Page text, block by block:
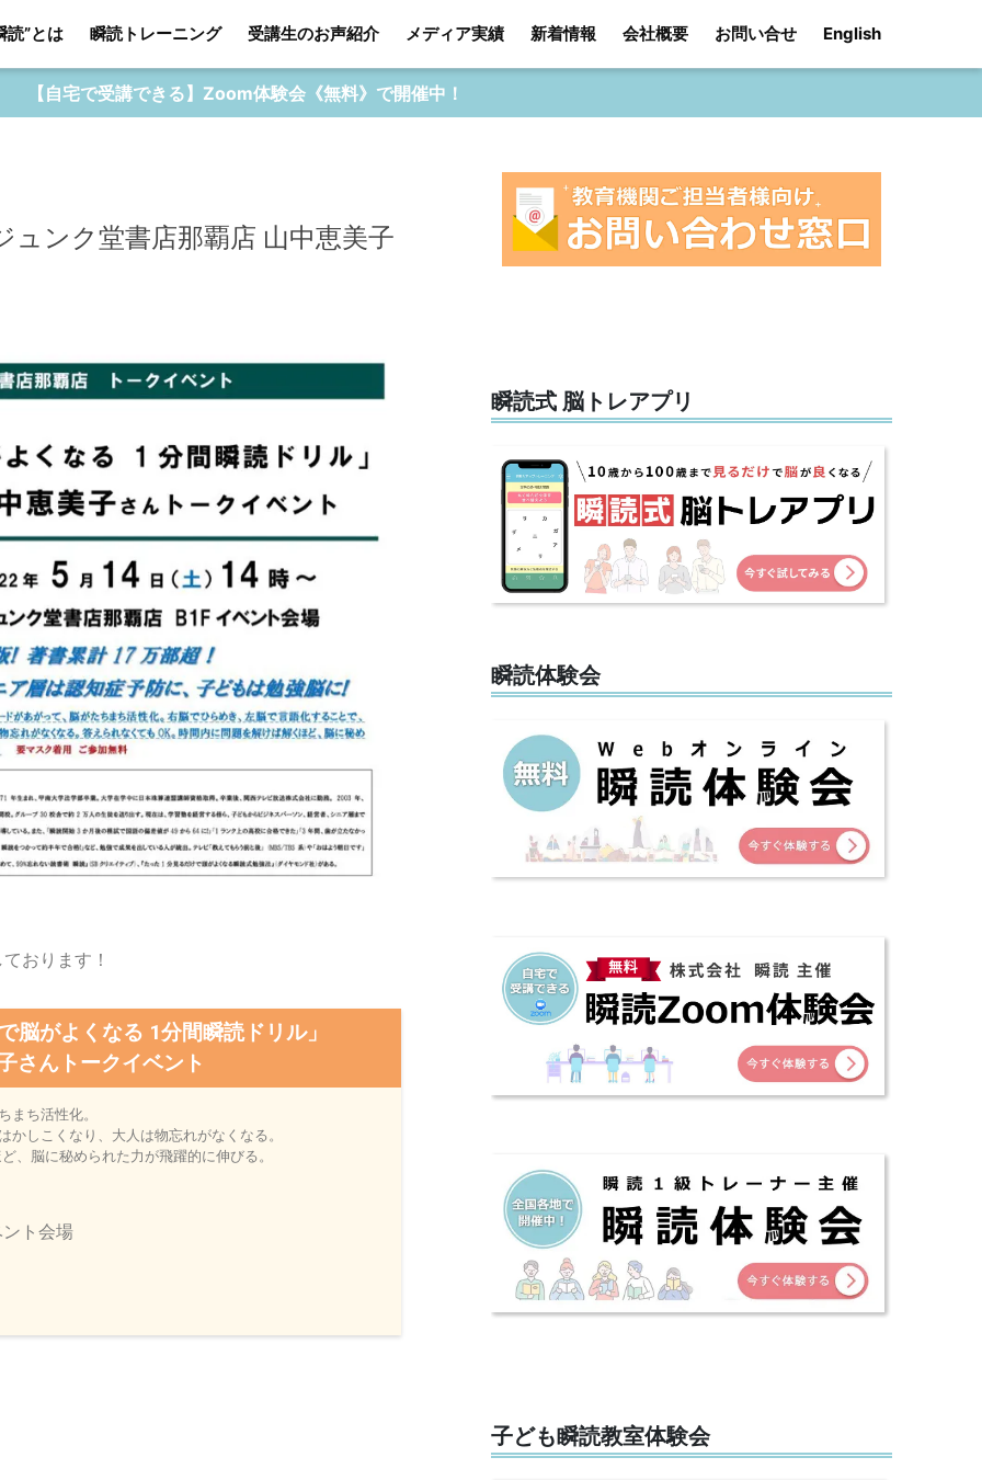
読”とは 瞬読トレーニング 受講生のお声紹介 メディア実績 新着情報 会社概要 お問い合せ English
【自宅で受講できる】Zoom体験会《無料》で開催中！
ンク堂書店那覇店 山中恵美子
おります！
脳がよくなる 1分間瞬読ドリル」
さんトークイベント
まち活性化。
しこくなり、大人は物忘れがなくなる。
、脳に秘められた力が飛躍的に伸びる。
ト会場
瞬読式 脳トレアプリ
瞬読体験会
子ども瞬読教室体験会